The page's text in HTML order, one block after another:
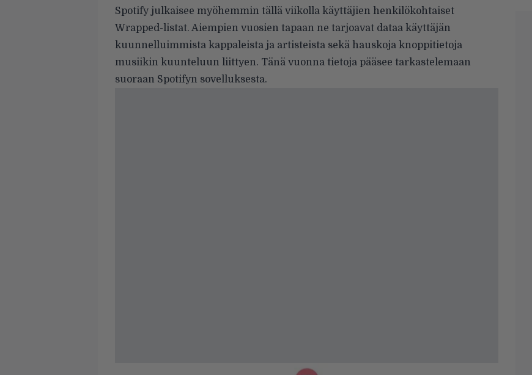
Spotify julkaisee myöhemmin tällä viikolla käyttäjien henkilökohtaiset
Wrapped-listat. Aiempien vuosien tapaan ne tarjoavat dataa käyttäjän
kuunnelluimmista kappaleista ja artisteista sekä hauskoja knoppitietoja
musiikin kuunteluun liittyen. Tänä vuonna tietoja pääsee tarkastelemaan
suoraan Spotifyn sovelluksesta.